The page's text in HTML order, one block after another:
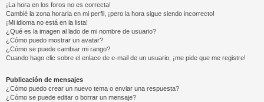
¡La hora en los foros no es correcta!
Cambié la zona horaria en mi perfil, ¡pero la hora sigue siendo incorrecto!
¡Mi idioma no está en la lista!
¿Qué es la imagen al lado de mi nombre de usuario?
¿Cómo puedo mostrar un avatar?
¿Cómo se puede cambiar mi rango?
Cuando hago clic sobre el enlace de e-mail de un usuario, ¡me pide que me registre!
Publicación de mensajes
¿Cómo puedo crear un nuevo tema o enviar una respuesta?
¿Cómo se puede editar o borrar un mensaje?